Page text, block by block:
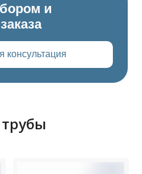
и
консультация